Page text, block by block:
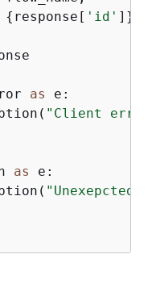
{ response[ 'id' ]})
as e:
"Client error
as e:
"Unexepcted